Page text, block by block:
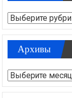
Рубрики
Архивы
Архивы